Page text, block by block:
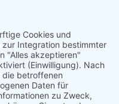
Erfolg. Wir
ihnen ein